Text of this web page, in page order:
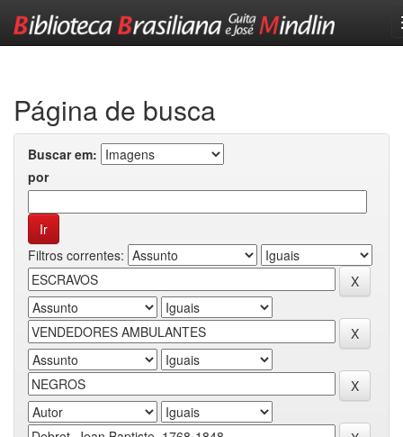
Página de busca
Buscar em:
por
Filtros correntes: